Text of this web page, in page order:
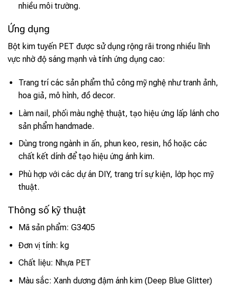
nhiều môi trường.
Ứng dụng
Bột kim tuyến PET được sử dụng rộng rãi trong nhiều lĩnh
vực nhờ độ sáng mạnh và tính ứng dụng cao:
Trang trí các sản phẩm thủ công mỹ nghệ như tranh ảnh,
hoa giả, mô hình, đồ decor.
Làm nail, phối màu nghệ thuật, tạo hiệu ứng lấp lánh cho
sản phẩm handmade.
Dùng trong ngành in ấn, phun keo, resin, hồ hoặc các
chất kết dính để tạo hiệu ứng ánh kim.
Phù hợp với các dự án DIY, trang trí sự kiện, lớp học mỹ
thuật.
Thông số kỹ thuật
Mã sản phẩm: G3405
Đơn vị tính: kg
Chất liệu: Nhựa PET
Màu sắc: Xanh dương đậm ánh kim (Deep Blue Glitter)